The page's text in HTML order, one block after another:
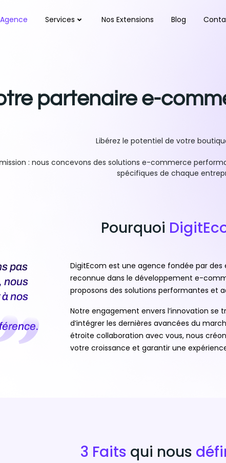
Services Nos Extensions Blog
partenaire e-
Libérez le potentiel de votre
: nous concevons des solutions e-commerce
spécifiques de chaque
Pourquoi
pas
nous
nos
DigitEcom est une agence fondée par
reconnue dans le développement e-
proposons des solutions performantes et
Notre engagement envers l’innovation
d’intégrer les dernières avancées du
étroite collaboration avec vous, nous
votre croissance et garantir une
3 Faits qui nous